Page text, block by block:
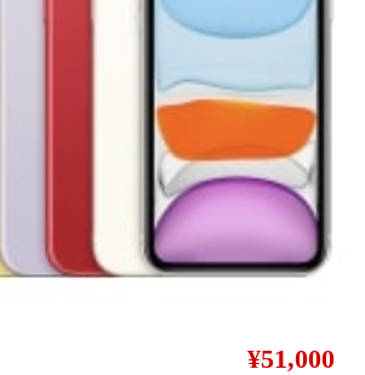
¥51,000